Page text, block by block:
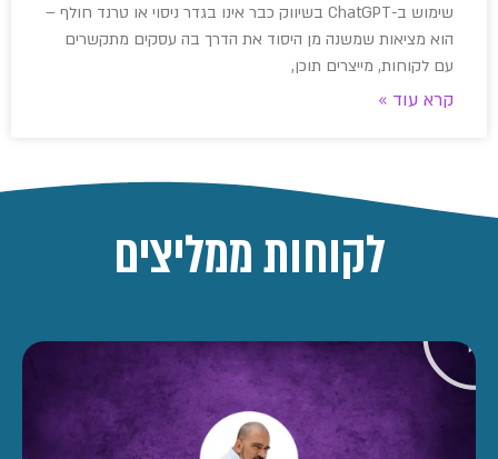
שימוש ב-ChatGPT בשיווק כבר אינו בגדר ניסוי או טרנד חולף –
הוא מציאות שמשנה מן היסוד את הדרך בה עסקים מתקשרים
עם לקוחות, מייצרים תוכן,
קרא עוד »
לקוחות ממליצים